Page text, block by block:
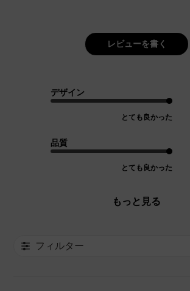
レビューを書く
デザイン
とても良かった
品質
とても良かった
もっと見る
フィルター